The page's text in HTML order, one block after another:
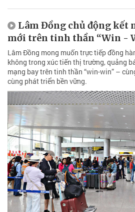
Lâm Đồng chủ động kết
mới trên tinh thần “Win -
Lâm Đồng mong muốn trực tiếp đồng
không trong xúc tiến thị trường, quảng
mạng bay trên tinh thần “win-win” –
cùng phát triển bền vững.